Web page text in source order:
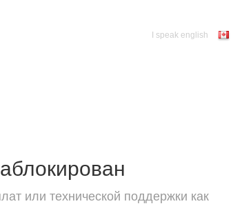
I speak english
или технической поддержки как